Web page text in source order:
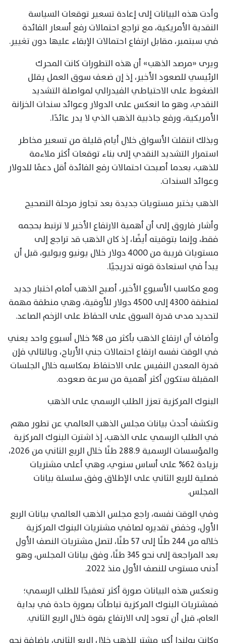
وأدت هذه البيانات إلى إعادة تسعير توقعات السياسة
النقدية الأمريكية، مع تراجع احتمالات رفع أسعار الفائدة
في سبتمبر، مقابل ارتفاع احتمالات الإبقاء عليها دون تغيير.
ويرى «مرصد الذهب» أن هذه التطورات كانت المحرك
الرئيسي للصعود الأخير، إذ إن ضعف سوق العمل يقلل
الضغوط على الاحتياطي الفيدرالي لمواصلة التشديد
النقدي، وهو ما انعكس على الدولار وعوائد سندات الخزانة
الأمريكية، ورفع جاذبية الذهب الذي لا يدر عائدًا.
وبذلك انتقلت الأسواق خلال أيام قليلة من تسعير مخاطر
استمرار التشديد النقدي إلى بناء توقعات أكثر ملاءمة
للذهب، بعدما أصبحت احتمالات رفع الفائدة أقل دعمًا للدولار
وعوائد السندات.
الذهب يختبر مستويات جديدة بعد تجاوز مرحلة التصحيح
وأشار فاروق إلى أن أهمية الارتفاع الأخير لا ترتبط بحجمه
فقط، وإنما بتوقيته أيضًا، إذ كان الذهب قد تراجع إلى
مستويات قريبة من 4000 دولار خلال يونيو ويوليو، قبل أن
يبدأ في استعادة قوته تدريجيًا.
ومع مكاسب الأسبوع الأخير، أصبح الذهب أمام اختبار جديد
لمنطقة 4300 إلى 4500 دولار للأوقية، وهي منطقة مهمة
لتحديد مدى قدرة السوق على الحفاظ على الزخم الصاعد.
وأضاف أن ارتفاع الذهب بأكثر من 8% خلال أسبوع واحد يعني
في الوقت نفسه ارتفاع احتمالات جني الأرباح، وبالتالي فإن
قدرة المعدن النفيس على الاحتفاظ بمكاسبه خلال الجلسات
المقبلة ستكون أكثر أهمية من سرعة صعوده.
البنوك المركزية تعزز الطلب الرسمي على الذهب
وتكشف أحدث بيانات مجلس الذهب العالمي عن تطور مهم
في الطلب الرسمي على الذهب، إذ اشترت البنوك المركزية
والمؤسسات الرسمية 288.9 طنًا خلال الربع الثاني من 2026،
بزيادة 62% على أساس سنوي، وهي أعلى مشتريات
فصلية للربع الثاني على الإطلاق وفق سلسلة بيانات
المجلس.
وفي الوقت نفسه، راجع مجلس الذهب العالمي بيانات الربع
الأول، وخفض تقديره لصافي مشتريات البنوك المركزية
خلاله من 244 طنًا إلى 57 طنًا، لتصل مشتريات النصف الأول
بعد المراجعة إلى نحو 345 طنًا، وفق بيانات المجلس، وهو
أدنى مستوى للنصف الأول منذ 2022.
وتعكس هذه البيانات صورة أكثر تعقيدًا للطلب الرسمي؛
فمشتريات البنوك المركزية تباطأت بصورة حادة في بداية
العام، قبل أن تعود إلى الارتفاع بقوة خلال الربع الثاني.